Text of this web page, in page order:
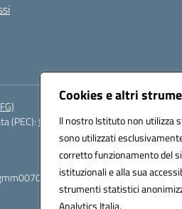
Cookies e altri
Il nostro Istituto non utilizza
sono utilizzati
corretto funzionamento del
istituzionali e alla sua
strumenti statistici
Analytics Italia.
(PEC):fgmm00700x@pec.istruzione.it